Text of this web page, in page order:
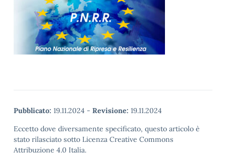
Pubblicato: 19.11.2024 - Revisione: 19.11.2024
Eccetto dove diversamente specificato, questo articolo è
stato rilasciato sotto Licenza Creative Commons
Attribuzione 4.0 Italia.